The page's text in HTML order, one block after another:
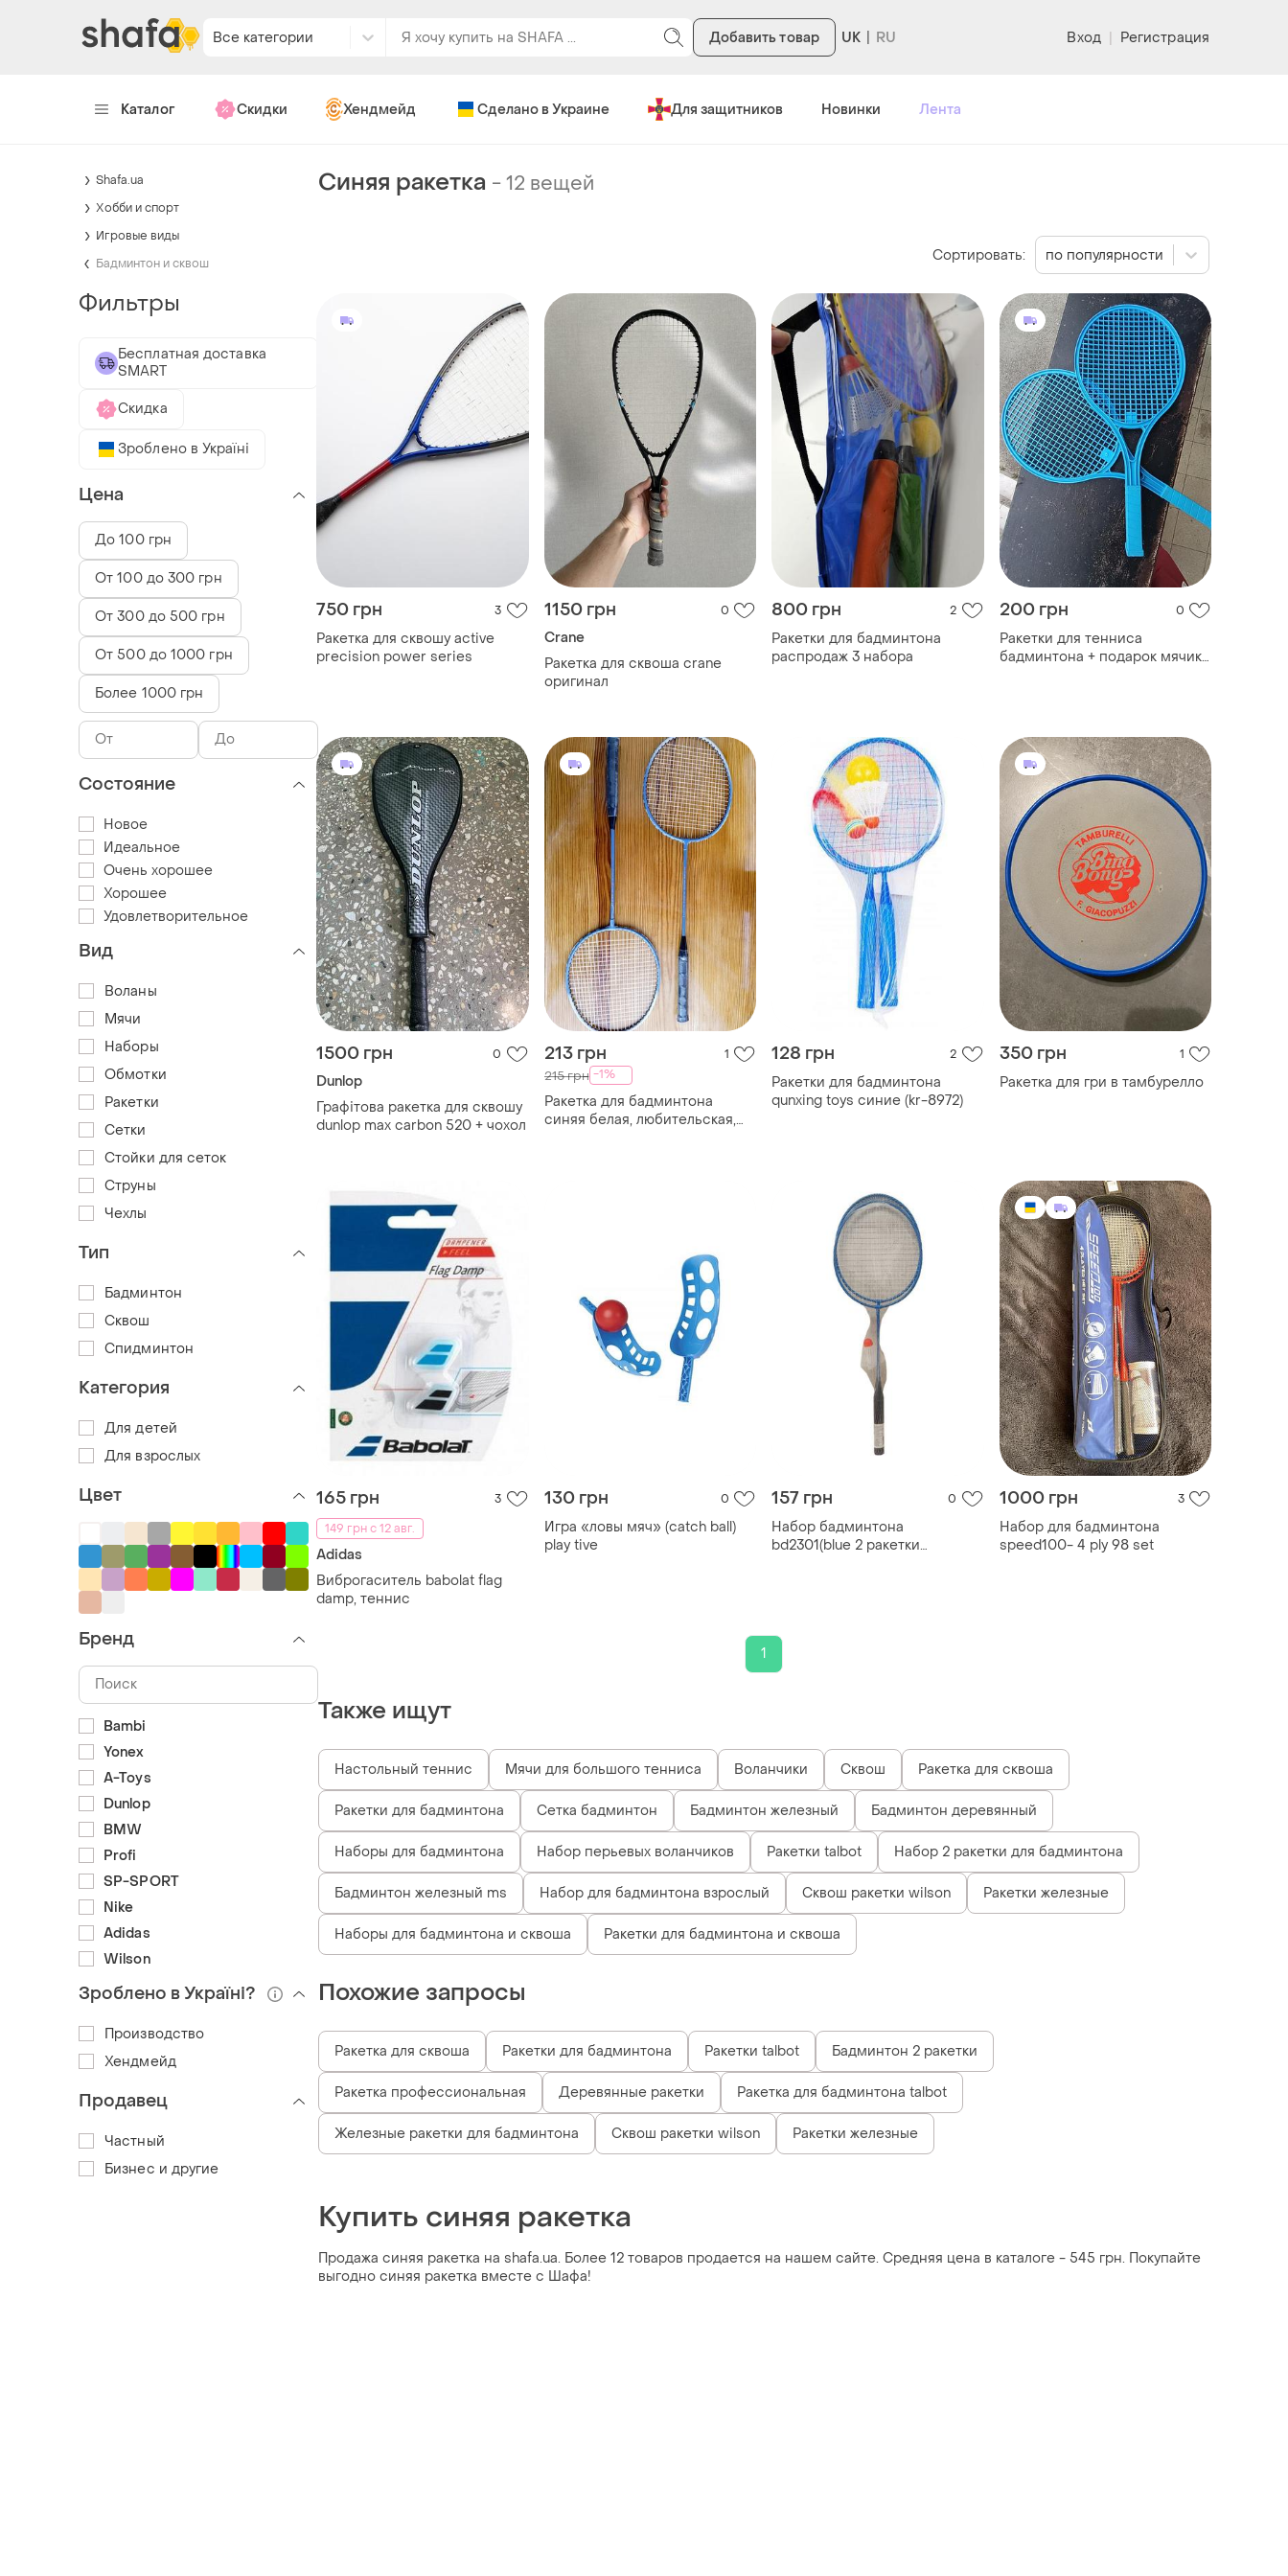
Все категории Добавить товар UK Вход | Регистрация
Каталог Скидки Хендмейд Сделано в Украине Для защитников Новинки Лента
Синяя ракетка -12 вещей
750 грн 3
Ракетка для сквошу active
precision power series
1150 грн 0
Crane
Ракетка для сквоша crane
оригинал
800 грн 2
Ракетки для бадминтона
распродаж 3 набора
200 грн 0
Ракетки для тенниса
бадминтона + подарок мячик
1500 грн 0
Dunlop
Графітова ракетка для сквошу
dunlop max carbon 520 + чохол
213 грн 1
215 грн -1%
Ракетка для бадминтона
синяя белая, любительская,
128 грн 2
Ракетки для бадминтона
qunxing toys синие (kr-8972)
350 грн 1
Ракетка для гри в тамбурелло
165 грн
3
149 грн с 12 авг.
Adidas
Виброгаситель babolat flag
damp, теннис
130 грн 0
Игра «ловы мяч» (catch ball)
play tive
157 грн 0
Набор бадминтона
bd2301(blue 2 ракетки
1000 грн 3
Набор для бадминтона
speed100- 4 ply 98 set
1
Также ищут
Настольный теннис Мячи для большого тенниса Воланчики Сквош Ракетка для сквоша
Ракетки для бадминтона Сетка бадминтон Бадминтон железный Бадминтон деревянный
Наборы для бадминтона Набор перьевых воланчиков Ракетки talbot Набор 2 ракетки для бадминтона
Бадминтон железный ms Набор для бадминтона взрослый Сквош ракетки wilson Ракетки железные
Наборы для бадминтона и сквоша Ракетки для бадминтона и сквоша
Похожие запросы
Ракетка для сквоша Ракетки для бадминтона Ракетки talbot Бадминтон 2 ракетки
Ракетка профессиональная Деревянные ракетки Ракетка для бадминтона talbot
Железные ракетки для бадминтона Сквош ракетки wilson Ракетки железные
Купить синяя ракетка
Продажа синяя ракетка на shafa.ua. Более 12 товаров продается на нашем сайте. Средняя цена в каталоге - 545 грн. Покупайте
выгодно синяя ракетка вместе с Шафа!
Сортировать: по популярности
Shafa.ua
Хобби и спорт
Игровые виды
Бадминтон и сквош
Фильтры
Бесплатная доставка
SMART
Скидка
Зроблено в Україні
Цена
До 100 грн
От 100 до 300 грн
От 300 до 500 грн
От 500 до 1000 грн
Более 1000 грн
Состояние
Новое
Идеальное
Очень хорошее
Хорошее
Удовлетворительное
Вид
Воланы
Мячи
Наборы
Обмотки
Ракетки
Сетки
Стойки для сеток
Струны
Чехлы
Тип
Бадминтон
Сквош
Спидминтон
Категория
Для детей
Для взрослых
Цвет
Бренд
Bambi
Yonex
A-Toys
Dunlop
BMW
Profi
SP-SPORT
Nike
Adidas
Wilson
Зроблено в Україні?
Производство
Хендмейд
Продавец
Частный
Бизнес и другие